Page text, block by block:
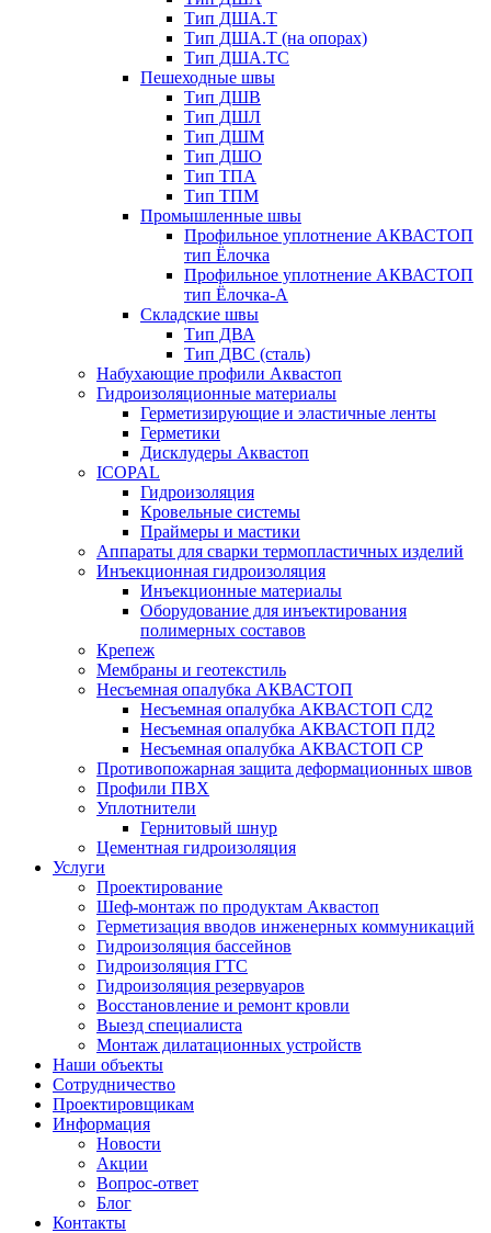
Тип ДША.Т
Тип ДША.Т (на опорах)
Тип ДША.ТС
Пешеходные швы
Тип ДШВ
Тип ДШЛ
Тип ДШМ
Тип ДШО
Тип ТПА
Тип ТПМ
Промышленные швы
Профильное уплотнение АКВАСТОП
тип Ёлочка
Профильное уплотнение АКВАСТОП
тип Ёлочка-А
Складские швы
Тип ДВА
Тип ДВС (сталь)
Набухающие профили Аквастоп
Гидроизоляционные материалы
Герметизирующие и эластичные ленты
Герметики
Дисклудеры Аквастоп
ICOPAL
Гидроизоляция
Кровельные системы
Праймеры и мастики
Аппараты для сварки термопластичных изделий
Инъекционная гидроизоляция
Инъекционные материалы
Оборудование для инъектирования
полимерных составов
Крепеж
Мембраны и геотекстиль
Несъемная опалубка АКВАСТОП
Несъемная опалубка АКВАСТОП СД2
Несъемная опалубка АКВАСТОП ПД2
Несъемная опалубка АКВАСТОП СР
Противопожарная защита деформационных швов
Профили ПВХ
Уплотнители
Гернитовый шнур
Цементная гидроизоляция
Услуги
Проектирование
Шеф-монтаж по продуктам Аквастоп
Герметизация вводов инженерных коммуникаций
Гидроизоляция бассейнов
Гидроизоляция ГТС
Гидроизоляция резервуаров
Восстановление и ремонт кровли
Выезд специалиста
Монтаж дилатационных устройств
Наши объекты
Сотрудничество
Проектировщикам
Информация
Новости
Акции
Вопрос-ответ
Блог
Контакты